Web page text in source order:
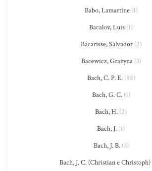
Babo, Lamartine(1)
Bacalov, Luis (1)
Bacarisse, Salvador(2)
Bacewicz, Grażyna(3)
Bach, C. P. E.(85)
Bach, G. C.(1)
Bach, H. (2)
Bach, J. (1)
Bach, J. B.(3)
Bach, J. C. (Christian e Christoph)